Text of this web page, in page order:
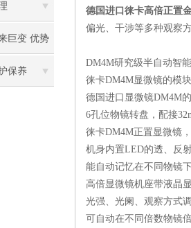
巨变 优势
保养
德国进口徕卡高倍正置
偏光、干涉等多种观察
DM4M研究级半自动智
徕卡DM4M显微镜的模
德国进口显微镜DM4M
6孔位物镜转盘，配接
徕卡DM4M正置显微镜
机身内置LED的透、反
能自动记忆在不同物镜
高倍显微镜机座带液晶
光强、光阑、观察方式
可自动在不同倍数物镜